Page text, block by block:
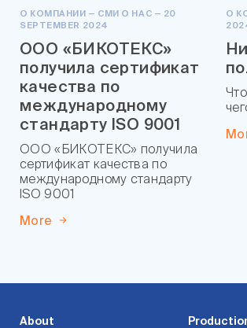
О КОМПАНИИ — СМИ О НАС — 20
SEPTEMBER 2024
ООО «БИКОТЕКС»
получила сертификат
качества по
международному
стандарту ISO 9001
ООО «БИКОТЕКС» получила
сертификат качества по
международному стандарту
ISO 9001
More
О
About